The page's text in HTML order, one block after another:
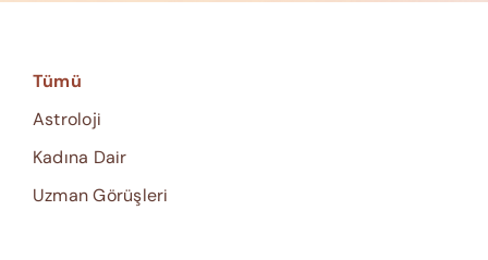
Tümü
Astroloji
Kadına Dair
Uzman Görüşleri